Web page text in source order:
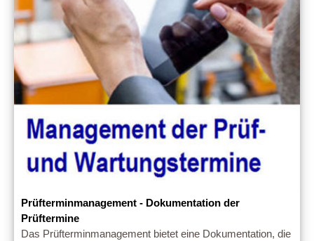
Prüfterminmanagement - Dokumentation der
Prüftermine
Das Prüfterminmanagement bietet eine Dokumentation, die